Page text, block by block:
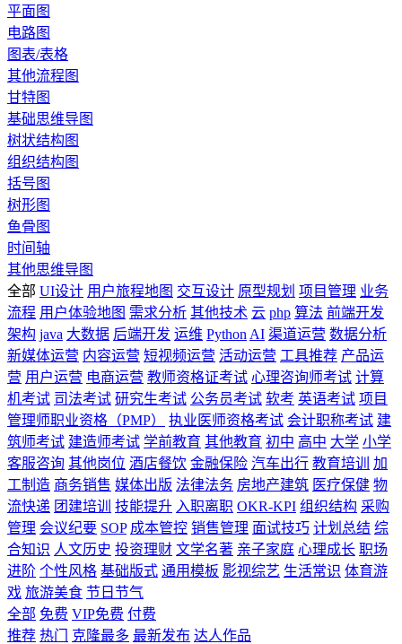
平面图
电路图
图表/表格
其他流程图
甘特图
基础思维导图
树状结构图
组织结构图
括号图
树形图
鱼骨图
时间轴
其他思维导图
全部 UI设计 用户旅程地图 交互设计 原型规划 项目管理 业务
流程 用户体验地图 需求分析 其他技术 云 php 算法 前端开发
架构 java 大数据 后端开发 运维 Python AI 渠道运营 数据分析
新媒体运营 内容运营 短视频运营 活动运营 工具推荐 产品运
营 用户运营 电商运营 教师资格证考试 心理咨询师考试 计算
机考试 司法考试 研究生考试 公务员考试 软考 英语考试 项目
管理师职业资格（PMP）
执业医师资格考试 会计职称考试 建
筑师考试 建造师考试 学前教育 其他教育 初中 高中 大学 小学
客服咨询 其他岗位 酒店餐饮 金融保险 汽车出行 教育培训
加
工制造 商务销售 媒体出版 法律法务 房地产建筑 医疗保健 物
流快递 团建培训 技能提升 入职离职 OKR-KPI 组织结构 采购
管理 会议纪要 SOP 成本管控 销售管理 面试技巧 计划总结 综
合知识 人文历史 投资理财 文学名著 亲子家庭 心理成长 职场
进阶 个性风格 基础版式 通用模板 影视综艺 生活常识 体育游
戏 旅游美食 节日节气
全部 免费 VIP免费 付费
推荐 热门 克隆最多 最新发布 达人作品